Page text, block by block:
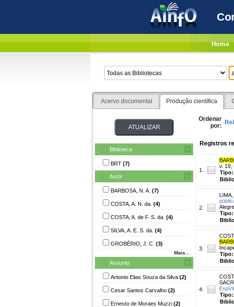
Home
Acervo documental Produção científica
Biblioteca
BRT (7)
Autor
BARBOSA, N. A. (7)
COSTA, A. N. da. (4)
COSTA, A. de F. S. da. (4)
SILVA, A. E. S. da. (4)
GROBÉRIO, J. C. (3)
Mais...
Assunto
Antonio Elias Souza da Silva (2)
Cesar Santos Carvalho (2)
Ernesto de Moraes Muzzi (2)
Ordenar
por:
Registros
1.
v. 19,
Tipo:
2.
LIMA,
Tipo:
3.
Tipo:
4.
Tipo: